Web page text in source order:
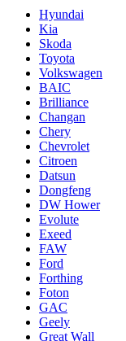
Hyundai
Kia
Skoda
Toyota
Volkswagen
BAIC
Brilliance
Changan
Chery
Chevrolet
Citroen
Datsun
Dongfeng
DW Hower
Evolute
Exeed
FAW
Ford
Forthing
Foton
GAC
Geely
Great Wall